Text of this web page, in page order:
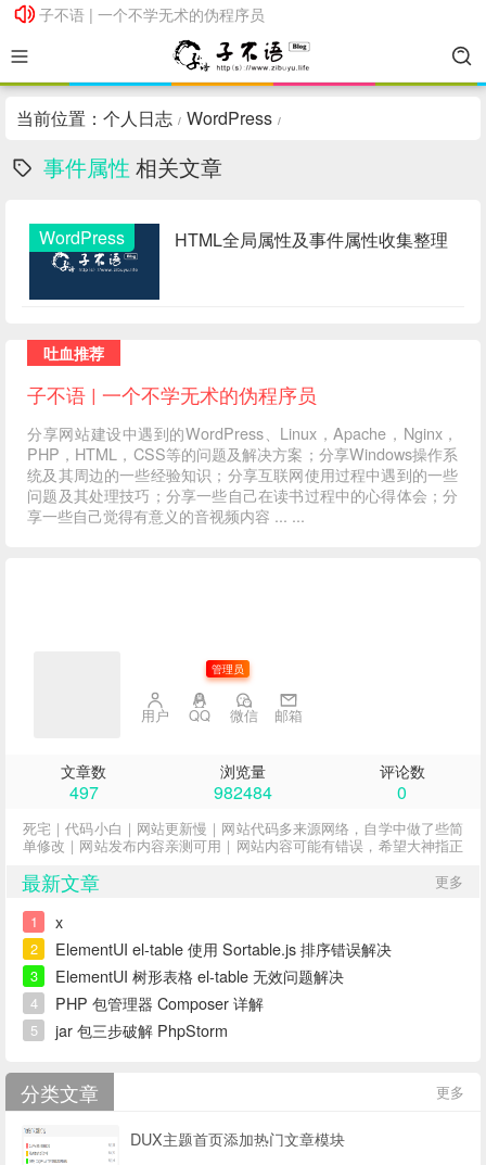
子不语 | 一个不学无术的伪程序员
子不语 | 一个不学无术的伪程序员
当前位置： 个人日志 / WordPress /
事件属性 相关文章
WordPress HTML全局属性及事件属性收集整理
吐血推荐
子不语 | 一个不学无术的伪程序员
分享网站建设中遇到的WordPress、Linux，Apache，Nginx，
PHP，HTML，CSS等的问题及解决方案；分享Windows操作系
统及其周边的一些经验知识；分享互联网使用过程中遇到的一些
问题及其处理技巧；分享一些自己在读书过程中的心得体会；分
享一些自己觉得有意义的音视频内容 ... ...
管理员
用户 QQ 微信 邮箱
文章数
497
浏览量
982484
评论数
0
死宅｜代码小白｜网站更新慢｜网站代码多来源网络，自学中做了些简
单修改｜网站发布内容亲测可用｜网站内容可能有错误，希望大神指正
更多
最新文章
1 x
2 ElementUI el-table 使用 Sortable.js 排序错误解决
3 ElementUI 树形表格 el-table 无效问题解决
4 PHP 包管理器 Composer 详解
5 jar 包三步破解 PhpStorm
更多
分类文章
DUX主题首页添加热门文章模块